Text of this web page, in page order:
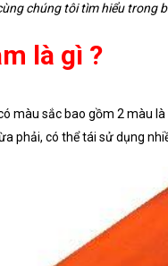
chúng tôi tìm hiểu trong
là gì ?
màu sắc bao gồm 2 màu
phải, có thể tái sử dụng